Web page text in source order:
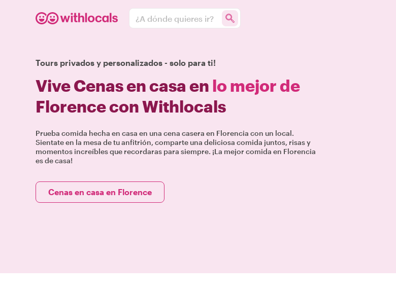
¿A dónde quieres ir?
Tours privados y personalizados - solo para ti!
Vive Cenas en casa en lo mejor de
Florence con Withlocals
Prueba comida hecha en casa en una cena casera en Florencia con un local.
Sientate en la mesa de tu anfitrión, comparte una deliciosa comida juntos, risas y
momentos increíbles que recordaras para siempre. ¡La mejor comida en Florencia
es de casa!
Cenas en casa en Florence